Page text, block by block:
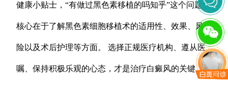
健康小贴士，“有做过黑色素移植的吗知乎”这个问题的
核心在于了解黑色素细胞移植术的适用性、效果、风
险以及术后护理等方面。 选择正规医疗机构、遵从医
嘱、保持积极乐观的心态，才是治疗白癜风的关键。